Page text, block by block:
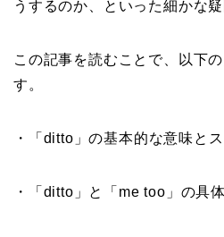
うするのか、といった細かな
この記事を読むことで、以下
す。
・「ditto」の基本的な意味と
・「ditto」と「me too」の具